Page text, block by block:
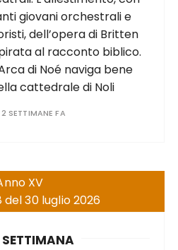
giovani orchestrali e
dell’opera di Britten
al racconto biblico.
di Noé naviga bene
cattedrale di Noli
2 SETTIMANE FA
XV
30 luglio 2026
SETTIMANA